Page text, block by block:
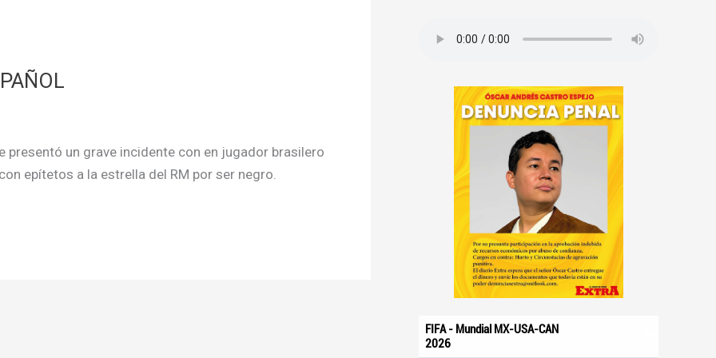
presentó un grave incidente con en jugador brasilero
epítetos a la estrella del RM por ser negro.